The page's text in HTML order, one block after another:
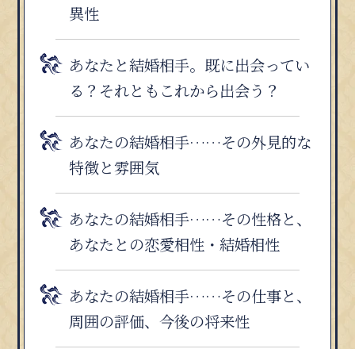
異性
あなたと結婚相手。既に出会ってい
る？それともこれから出会う？
あなたの結婚相手……その外見的な
特徴と雰囲気
あなたの結婚相手……その性格と、
あなたとの恋愛相性・結婚相性
あなたの結婚相手……その仕事と、
周囲の評価、今後の将来性